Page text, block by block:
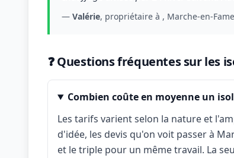
— Valérie, propriétaire à , Marche-en-
❓ Questions fréquentes sur les
Combien coûte en moyenne un
Les tarifs varient selon la nature et
d'idée, les devis qu'on voit passer à
et le triple pour un même travail. La